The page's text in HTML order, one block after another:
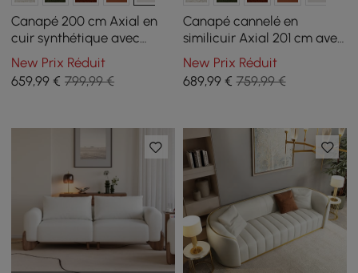
Canapé 200 cm Axial en
cuir synthétique avec
pieds dorés et coussins
New Prix Réduit
659,99 € 799,99 €
Canapé cannelé en
similicuir Axial 201 cm avec
pieds dorés et oreillers
New Prix Réduit
689,99€ 759,99 €